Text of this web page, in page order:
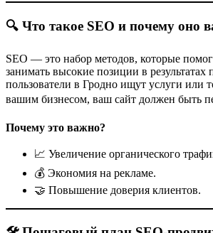
Можно ли обойти конкурентов,
новичок может обойти старожилов.
Что если у меня нет сайта?
Мы можем разработать сайт с нуля и
продвижение на Google Гродно.
🔍 Что такое SEO и почему оно
SEO — это набор методов, которые
занимать высокие позиции в результатах
пользователи в Гродно ищут услуги или
вашим бизнесом, ваш сайт должен быть
Почему это важно?
📈 Увеличение органического
💰 Экономия на рекламе.
🤝 Повышение доверия клиентов.